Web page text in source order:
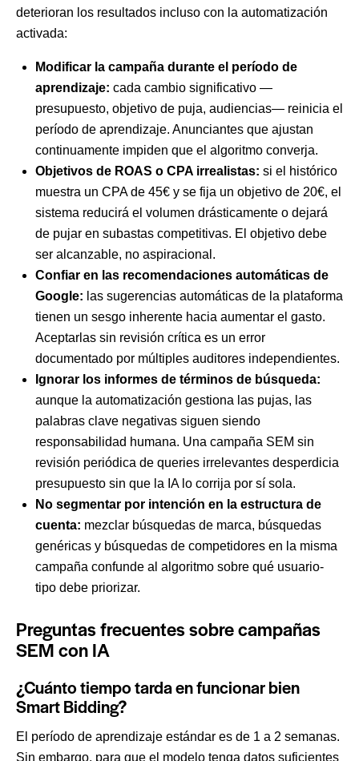
deterioran los resultados incluso con la automatización
activada:
Modificar la campaña durante el período de
aprendizaje: cada cambio significativo —
presupuesto, objetivo de puja, audiencias— reinicia el
período de aprendizaje. Anunciantes que ajustan
continuamente impiden que el algoritmo converja.
Objetivos de ROAS o CPA irrealistas: si el histórico
muestra un CPA de 45€ y se fija un objetivo de 20€, el
sistema reducirá el volumen drásticamente o dejará
de pujar en subastas competitivas. El objetivo debe
ser alcanzable, no aspiracional.
Confiar en las recomendaciones automáticas de
Google: las sugerencias automáticas de la plataforma
tienen un sesgo inherente hacia aumentar el gasto.
Aceptarlas sin revisión crítica es un error
documentado por múltiples auditores independientes.
Ignorar los informes de términos de búsqueda:
aunque la automatización gestiona las pujas, las
palabras clave negativas siguen siendo
responsabilidad humana. Una campaña SEM sin
revisión periódica de queries irrelevantes desperdicia
presupuesto sin que la IA lo corrija por sí sola.
No segmentar por intención en la estructura de
cuenta: mezclar búsquedas de marca, búsquedas
genéricas y búsquedas de competidores en la misma
campaña confunde al algoritmo sobre qué usuario-
tipo debe priorizar.
Preguntas frecuentes sobre campañas
SEM con IA
¿Cuánto tiempo tarda en funcionar bien
Smart Bidding?
El período de aprendizaje estándar es de 1 a 2 semanas.
Sin embargo, para que el modelo tenga datos suficientes